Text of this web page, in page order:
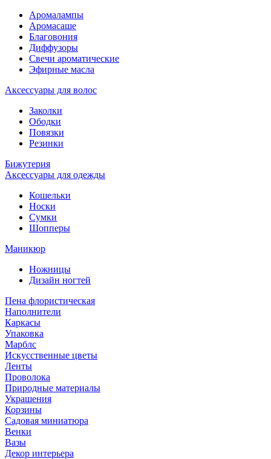
Аромалампы
Аромасаше
Благовония
Диффузоры
Свечи ароматические
Эфирные масла
Аксессуары для волос
Заколки
Ободки
Повязки
Резинки
Бижутерия
Аксессуары для одежды
Кошельки
Носки
Сумки
Шопперы
Маникюр
Ножницы
Дизайн ногтей
Пена флористическая
Наполнители
Каркасы
Упаковка
Марблс
Искусственные цветы
Ленты
Проволока
Природные материалы
Украшения
Корзины
Садовая миниатюра
Венки
Вазы
Декор интерьера